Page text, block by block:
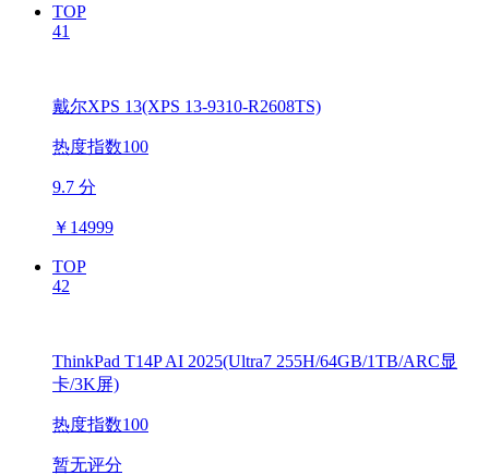
TOP
41
戴尔XPS 13(XPS 13-9310-R2608TS)
热度指数100
9.7 分
￥ 14999
TOP
42
ThinkPad T14P AI 2025(Ultra7 255H/64GB/1TB/ARC显
卡/3K屏)
热度指数100
暂无评分